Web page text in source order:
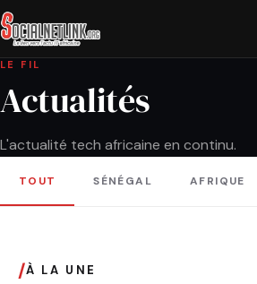
LE FIL
Actualités
L'actualité tech africaine en continu.
TOUT SÉNÉGAL AFRIQUE
/À LA UNE